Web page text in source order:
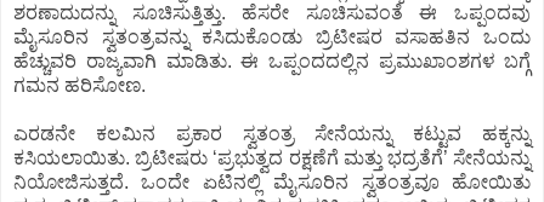
ಶರಣಾದುದನ್ನು ಸೂಚಿಸುತ್ತಿತ್ತು. ಹೆಸರೇ ಸೂಚಿಸುವಂತೆ ಈ ಒಪ್ಪಂದವು
ಮೈಸೂರಿನ ಸ್ವತಂತ್ರವನ್ನು ಕಸಿದುಕೊಂಡು ಬ್ರಿಟೀಷರ ವಸಾಹತಿನ ಒಂದು
ಹೆಚ್ಚುವರಿ ರಾಜ್ಯವಾಗಿ ಮಾಡಿತು. ಈ ಒಪ್ಪಂದದಲ್ಲಿನ ಪ್ರಮುಖಾಂಶಗಳ ಬಗ್ಗೆ
ಗಮನ ಹರಿಸೋಣ.
ಎರಡನೇ ಕಲಮಿನ ಪ್ರಕಾರ ಸ್ವತಂತ್ರ ಸೇನೆಯನ್ನು ಕಟ್ಟುವ ಹಕ್ಕನ್ನು
ಕಸಿಯಲಾಯಿತು. ಬ್ರಿಟೀಷರು ‘ಪ್ರಭುತ್ವದ ರಕ್ಷಣೆಗೆ ಮತ್ತು ಭದ್ರತೆಗೆ’ ಸೇನೆಯನ್ನು
ನಿಯೋಜಿಸುತ್ತದೆ. ಒಂದೇ ಏಟಿನಲ್ಲಿ ಮೈಸೂರಿನ ಸ್ವತಂತ್ರವೂ ಹೋಯಿತು